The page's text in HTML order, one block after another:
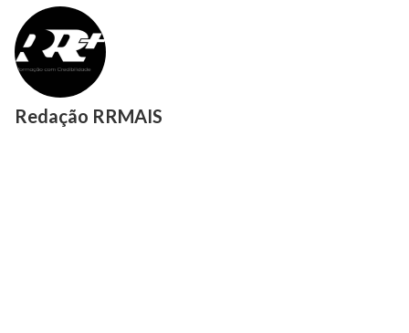
Redação RRMAIS